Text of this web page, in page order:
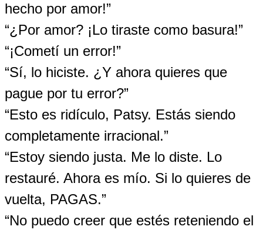
hecho por amor!”
“¿Por amor? ¡Lo tiraste como basura!”
“¡Cometí un error!”
“Sí, lo hiciste. ¿Y ahora quieres que
pague por tu error?”
“Esto es ridículo, Patsy. Estás siendo
completamente irracional.”
“Estoy siendo justa. Me lo diste. Lo
restauré. Ahora es mío. Si lo quieres de
vuelta, PAGAS.”
“No puedo creer que estés reteniendo el